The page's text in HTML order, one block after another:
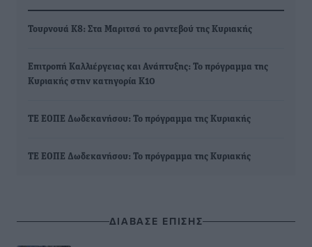
Τουρνουά Κ8: Στα Μαριτσά το ραντεβού της Κυριακής
Επιτροπή Καλλιέργειας και Ανάπτυξης: Το πρόγραμμα της
Κυριακής στην κατηγορία Κ10
ΤΕ ΕΟΠΕ Δωδεκανήσου: Το πρόγραμμα της Κυριακής
ΤΕ ΕΟΠΕ Δωδεκανήσου: Το πρόγραμμα της Κυριακής
ΔΙΑΒΑΣΕ ΕΠΙΣΗΣ